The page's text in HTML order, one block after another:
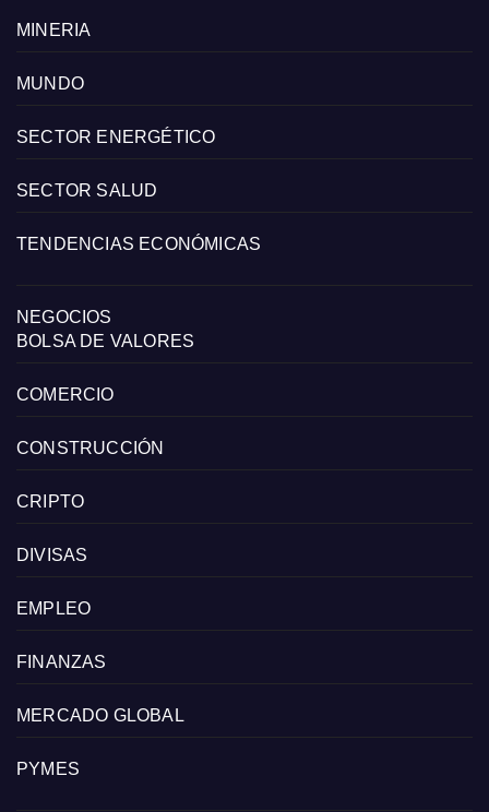
MINERIA
MUNDO
SECTOR ENERGÉTICO
SECTOR SALUD
TENDENCIAS ECONÓMICAS
NEGOCIOS
BOLSA DE VALORES
COMERCIO
CONSTRUCCIÓN
CRIPTO
DIVISAS
EMPLEO
FINANZAS
MERCADO GLOBAL
PYMES